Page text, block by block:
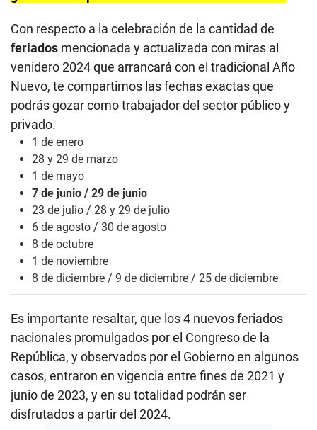
Con respecto a la celebración de la cantidad de
feriados mencionada y actualizada con miras al
venidero 2024 que arrancará con el tradicional Año
Nuevo, te compartimos las fechas exactas que
podrás gozar como trabajador del sector público y
privado.
1 de enero
28 y 29 de marzo
1 de mayo
7 de junio / 29 de junio
23 de julio / 28 y 29 de julio
6 de agosto / 30 de agosto
8 de octubre
1 de noviembre
8 de diciembre / 9 de diciembre / 25 de diciembre
Es importante resaltar, que los 4 nuevos feriados
nacionales promulgados por el Congreso de la
República, y observados por el Gobierno en algunos
casos, entraron en vigencia entre fines de 2021 y
junio de 2023, y en su totalidad podrán ser
disfrutados a partir del 2024.